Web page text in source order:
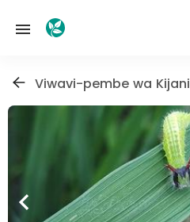
Viwavi-pembe wa Kijani